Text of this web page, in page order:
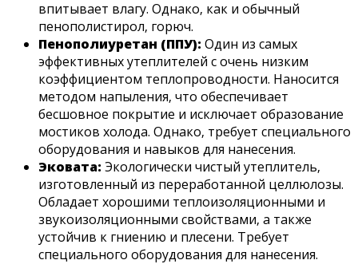
впитывает влагу. Однако‚ как и обычный
пенополистирол‚ горюч.
Пенополиуретан (ППУ): Один из самых
эффективных утеплителей с очень низким
коэффициентом теплопроводности. Наносится
методом напыления‚ что обеспечивает
бесшовное покрытие и исключает образование
мостиков холода. Однако‚ требует специального
оборудования и навыков для нанесения.
Эковата: Экологически чистый утеплитель‚
изготовленный из переработанной целлюлозы.
Обладает хорошими теплоизоляционными и
звукоизоляционными свойствами‚ а также
устойчив к гниению и плесени. Требует
специального оборудования для нанесения.